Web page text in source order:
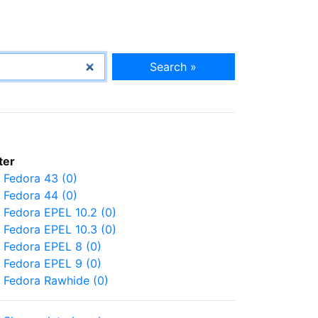
Search »
Fedora 43 (0)
Fedora 44 (0)
Fedora EPEL 10.2 (0)
Fedora EPEL 10.3 (0)
Fedora EPEL 8 (0)
Fedora EPEL 9 (0)
Fedora Rawhide (0)